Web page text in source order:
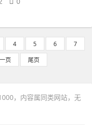
4 5 6
7
页 尾页
，内容属同类网站，无